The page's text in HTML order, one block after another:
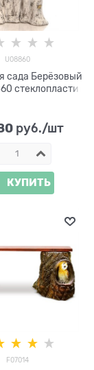
U08860
сада Берёзовый
стеклопластик
руб./шт
КУПИТЬ
F07014